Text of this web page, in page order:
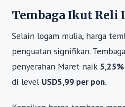
Tembaga Ikut Reli
Selain logam mulia, harga
penguatan signifikan.
penyerahan Maret naik 5,25%
di level USD5,99 per pon.